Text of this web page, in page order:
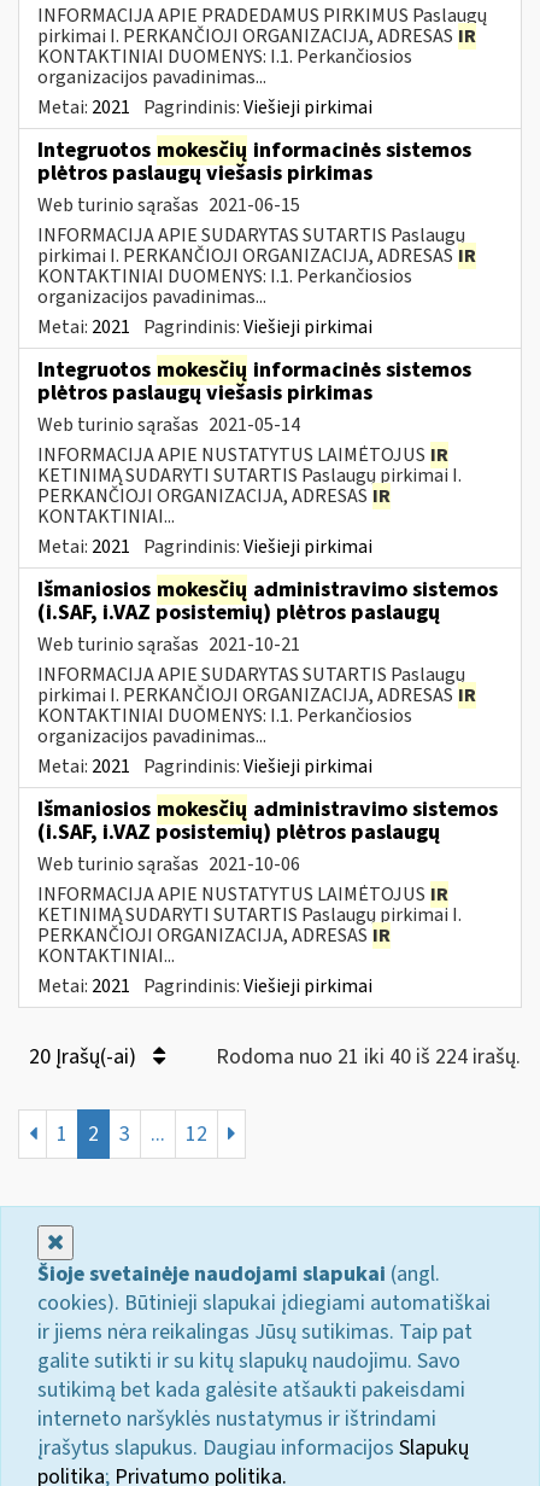
INFORMACIJA APIE PRADEDAMUS PIRKIMUS Paslaugų
pirkimai I. PERKANČIOJI ORGANIZACIJA, ADRESAS IR
KONTAKTINIAI DUOMENYS: I.1. Perkančiosios
organizacijos pavadinimas...
Metai: 2021 Pagrindinis:Viešieji pirkimai
Integruotos mokesčių informacinės sistemos
plėtros paslaugų viešasis pirkimas
Web turinio sąrašas 2021-06-15
INFORMACIJA APIE SUDARYTAS SUTARTIS Paslaugų
pirkimai I. PERKANČIOJI ORGANIZACIJA, ADRESAS IR
KONTAKTINIAI DUOMENYS: I.1. Perkančiosios
organizacijos pavadinimas...
Metai: 2021 Pagrindinis:Viešieji pirkimai
Integruotos mokesčių informacinės sistemos
plėtros paslaugų viešasis pirkimas
Web turinio sąrašas 2021-05-14
INFORMACIJA APIE NUSTATYTUS LAIMĖTOJUS IR
KETINIMĄ SUDARYTI SUTARTIS Paslaugų pirkimai I.
PERKANČIOJI ORGANIZACIJA, ADRESAS IR
KONTAKTINIAI...
Metai: 2021 Pagrindinis:Viešieji pirkimai
Išmaniosios mokesčių administravimo sistemos
(i.SAF, i.VAZ posistemių) plėtros paslaugų
Web turinio sąrašas 2021-10-21
INFORMACIJA APIE SUDARYTAS SUTARTIS Paslaugų
pirkimai I. PERKANČIOJI ORGANIZACIJA, ADRESAS IR
KONTAKTINIAI DUOMENYS: I.1. Perkančiosios
organizacijos pavadinimas...
Metai: 2021 Pagrindinis:Viešieji pirkimai
Išmaniosios mokesčių administravimo sistemos
(i.SAF, i.VAZ posistemių) plėtros paslaugų
Web turinio sąrašas 2021-10-06
INFORMACIJA APIE NUSTATYTUS LAIMĖTOJUS IR
KETINIMĄ SUDARYTI SUTARTIS Paslaugų pirkimai I.
PERKANČIOJI ORGANIZACIJA, ADRESAS IR
KONTAKTINIAI...
Metai: 2021 Pagrindinis:Viešieji pirkimai
20 Įrašų(-ai) Rodoma nuo 21 iki 40 iš 224 irašų.
1 2 3 ... 12
Šioje svetainėje naudojami slapukai (angl.
cookies). Būtinieji slapukai įdiegiami automatiškai
ir jiems nėra reikalingas Jūsų sutikimas. Taip pat
galite sutikti ir su kitų slapukų naudojimu. Savo
sutikimą bet kada galėsite atšaukti pakeisdami
interneto naršyklės nustatymus ir ištrindami
įrašytus slapukus. Daugiau informacijos Slapukų
politika; Privatumo politika.